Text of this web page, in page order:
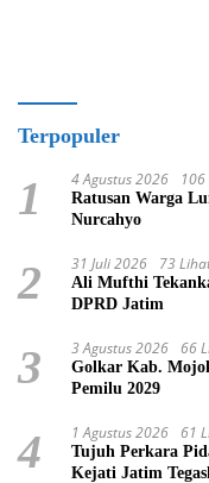
Terpopuler
1 4 Agustus 2026
Ratusan Warga
Nurcahyo
2 31 Juli 2026 73
Ali Mufthi
DPRD Jatim
3 3 Agustus 2026 66
Golkar Kab.
Pemilu 2029
4 1 Agustus 2026 61
Tujuh Perkara
Kejati Jatim